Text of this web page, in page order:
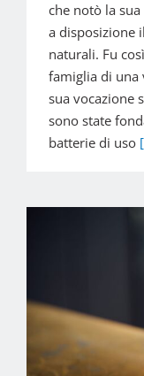
che notò la
a disposizione
naturali. Fu
famiglia di una
sua vocazione
sono state
batterie di uso